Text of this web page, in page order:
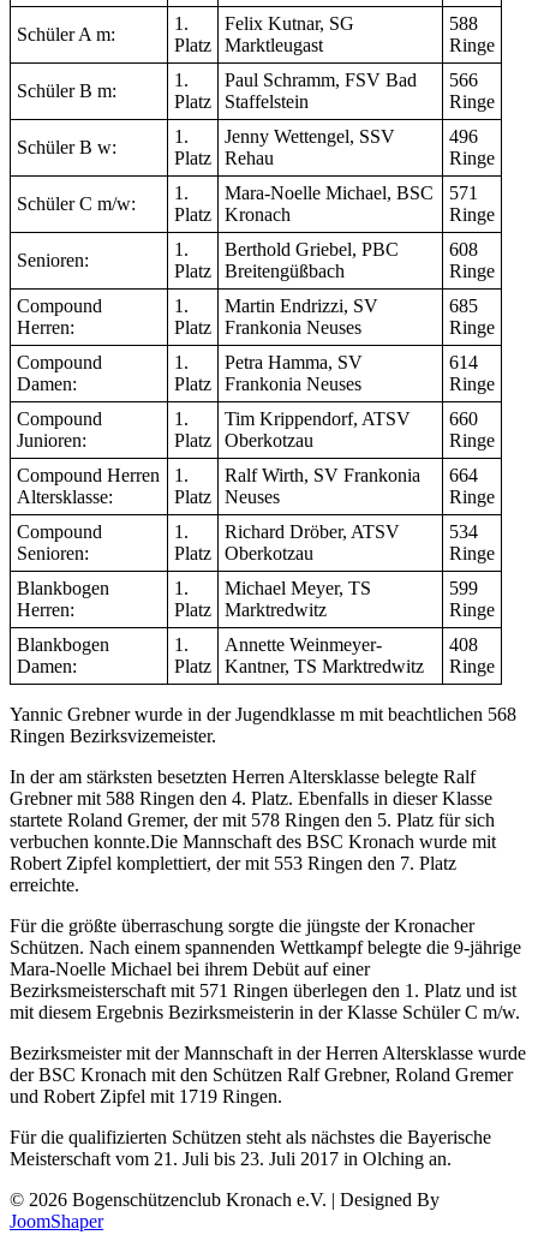
Schüler A m:
1.
Platz
Felix Kutnar, SG
Marktleugast
588
Ringe
Schüler B m:
1.
Platz
Paul Schramm, FSV Bad
Staffelstein
566
Ringe
Schüler B w:
1.
Platz
Jenny Wettengel, SSV
Rehau
496
Ringe
Schüler C m/w:
1.
Platz
Mara-Noelle Michael, BSC
Kronach
571
Ringe
Senioren:
1.
Platz
Berthold Griebel, PBC
Breitengüßbach
608
Ringe
Compound
Herren:
1.
Platz
Martin Endrizzi, SV
Frankonia Neuses
685
Ringe
Compound
Damen:
1.
Platz
Petra Hamma, SV
Frankonia Neuses
614
Ringe
Compound
Junioren:
1.
Platz
Tim Krippendorf, ATSV
Oberkotzau
660
Ringe
Compound Herren
Altersklasse:
1.
Platz
Ralf Wirth, SV Frankonia
Neuses
664
Ringe
Compound
Senioren:
1.
Platz
Richard Dröber, ATSV
Oberkotzau
534
Ringe
Blankbogen
Herren:
1.
Platz
Michael Meyer, TS
Marktredwitz
599
Ringe
Blankbogen
Damen:
1.
Platz
Annette Weinmeyer-
Kantner, TS Marktredwitz
408
Ringe
Yannic Grebner wurde in der Jugendklasse m mit beachtlichen 568
Ringen Bezirksvizemeister.
In der am stärksten besetzten Herren Altersklasse belegte Ralf
Grebner mit 588 Ringen den 4. Platz. Ebenfalls in dieser Klasse
startete Roland Gremer, der mit 578 Ringen den 5. Platz für sich
verbuchen konnte.Die Mannschaft des BSC Kronach wurde mit
Robert Zipfel komplettiert, der mit 553 Ringen den 7. Platz
erreichte.
Für die größte überraschung sorgte die jüngste der Kronacher
Schützen. Nach einem spannenden Wettkampf belegte die 9-jährige
Mara-Noelle Michael bei ihrem Debüt auf einer
Bezirksmeisterschaft mit 571 Ringen überlegen den 1. Platz und ist
mit diesem Ergebnis Bezirksmeisterin in der Klasse Schüler C m/w.
Bezirksmeister mit der Mannschaft in der Herren Altersklasse wurde
der BSC Kronach mit den Schützen Ralf Grebner, Roland Gremer
und Robert Zipfel mit 1719 Ringen.
Für die qualifizierten Schützen steht als nächstes die Bayerische
Meisterschaft vom 21. Juli bis 23. Juli 2017 in Olching an.
© 2026 Bogenschützenclub Kronach e.V. | Designed By
JoomShaper